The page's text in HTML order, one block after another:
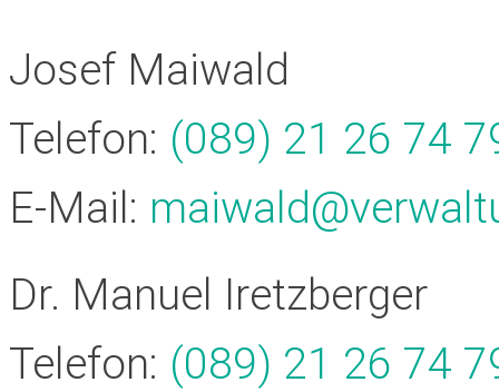
Josef Maiwald
Telefon: (089) 21 26 74
E-Mail:
Dr. Manuel Iretzberger
Telefon: (089) 21 26 74